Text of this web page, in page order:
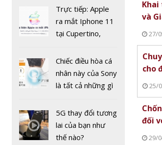
đánh giá năng lực
tư duy Toán học
quốc tế
tranh cãi về nguồn
gốc
Trực tiếp: Apple
ra mắt Iphone 11
tại Cupertino,
Chiếc điều hòa cá
nhân này của Sony
là tất cả những gì
sót qua mùa hè
nóng nực
5G thay đổi tương
lai của bạn như
thế nào?
Khai
và
27/
cho
25/
đối
29/